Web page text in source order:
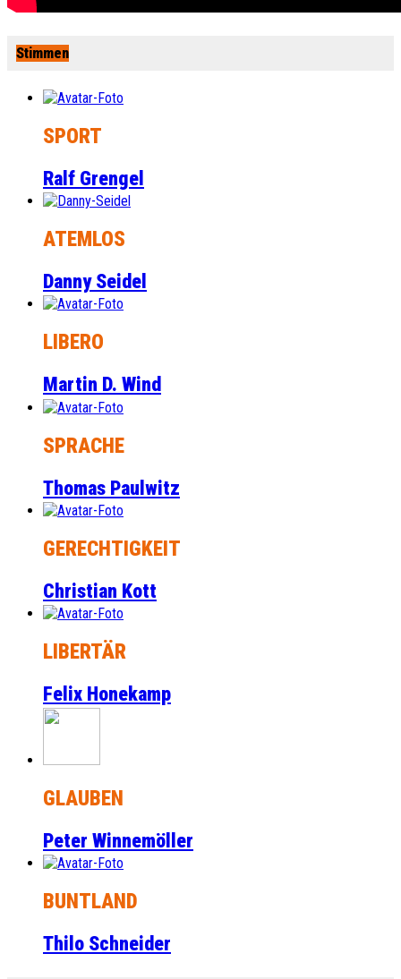
Stimmen
SPORT
Ralf Grengel
ATEMLOS
Danny Seidel
LIBERO
Martin D. Wind
SPRACHE
Thomas Paulwitz
GERECHTIGKEIT
Christian Kott
LIBERTÄR
Felix Honekamp
GLAUBEN
Peter Winnemöller
BUNTLAND
Thilo Schneider